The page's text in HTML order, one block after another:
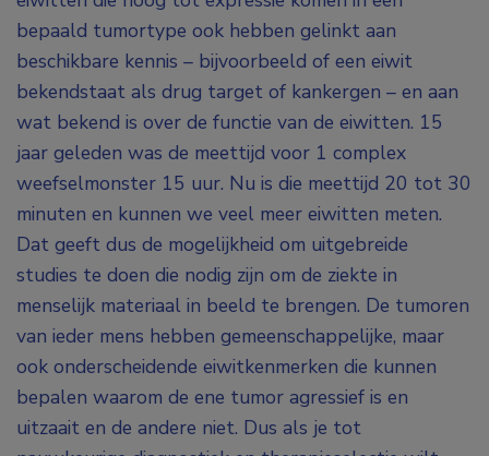
bepaald tumortype ook hebben gelinkt aan
beschikbare kennis – bijvoorbeeld of een eiwit
bekendstaat als drug target of kankergen – en aan
wat bekend is over de functie van de eiwitten. 15
jaar geleden was de meettijd voor 1 complex
weefselmonster 15 uur. Nu is die meettijd 20 tot 30
minuten en kunnen we veel meer eiwitten meten.
Dat geeft dus de mogelijkheid om uitgebreide
studies te doen die nodig zijn om de ziekte in
menselijk materiaal in beeld te brengen. De tumoren
van ieder mens hebben gemeenschappelijke, maar
ook onderscheidende eiwitkenmerken die kunnen
bepalen waarom de ene tumor agressief is en
uitzaait en de andere niet. Dus als je tot